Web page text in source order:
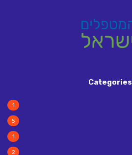
Categories
1
5
1
2